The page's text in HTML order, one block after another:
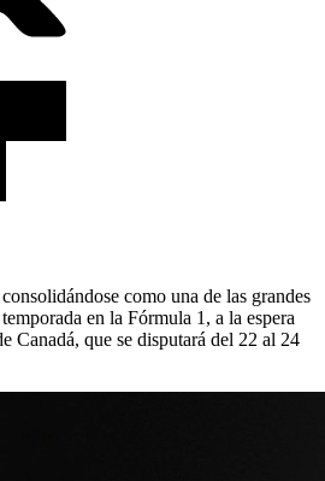
como una de las grandes
en la Fórmula 1, a la espera
Canadá, que se disputará del 22 al 24